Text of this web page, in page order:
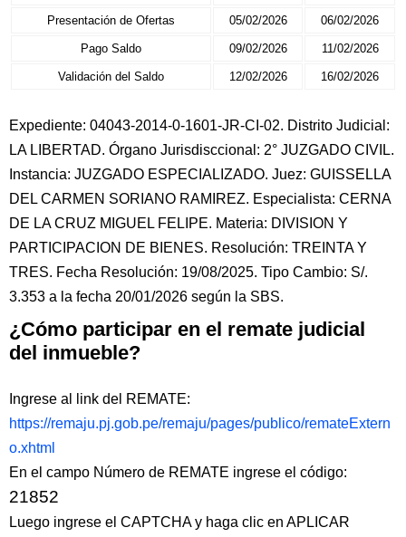
Presentación de Ofertas 05/02/2026 06/02/2026
Pago Saldo 09/02/2026 11/02/2026
Validación del Saldo 12/02/2026 16/02/2026
Expediente: 04043-2014-0-1601-JR-CI-02. Distrito Judicial:
LA LIBERTAD. Órgano Jurisdisccional: 2° JUZGADO CIVIL.
Instancia: JUZGADO ESPECIALIZADO. Juez: GUISSELLA
DEL CARMEN SORIANO RAMIREZ. Especialista: CERNA
DE LA CRUZ MIGUEL FELIPE. Materia: DIVISION Y
PARTICIPACION DE BIENES. Resolución: TREINTA Y
TRES. Fecha Resolución: 19/08/2025. Tipo Cambio: S/.
3.353 a la fecha 20/01/2026 según la SBS.
¿Cómo participar en el remate judicial
del inmueble?
Ingrese al link del REMATE:
https://remaju.pj.gob.pe/remaju/pages/publico/remateExtern
o.xhtml
En el campo Número de REMATE ingrese el código:
21852
Luego ingrese el CAPTCHA y haga clic en APLICAR